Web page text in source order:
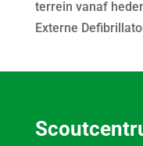
terrein vanaf
Externe